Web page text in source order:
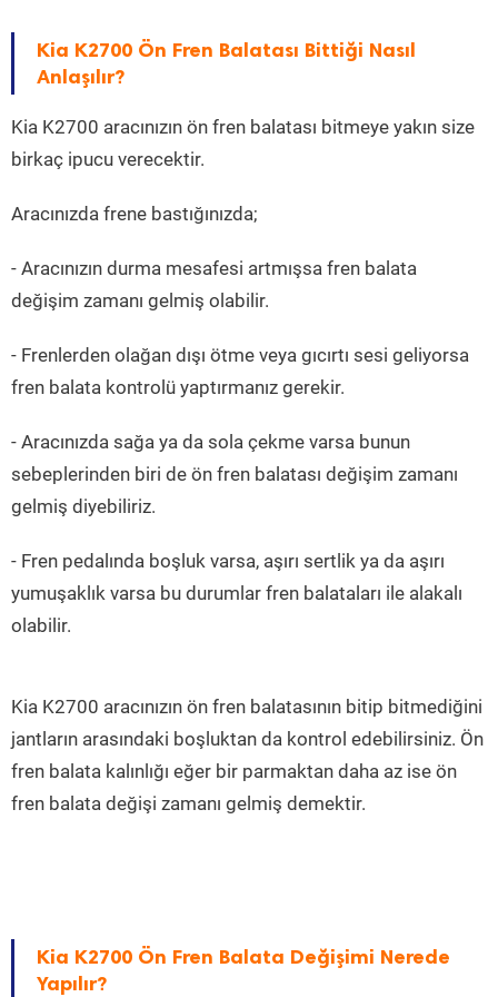
Kia K2700 Ön Fren Balatası Bittiği Nasıl
Anlaşılır?
Kia K2700 aracınızın ön fren balatası bitmeye yakın size
birkaç ipucu verecektir.
Aracınızda frene bastığınızda;
- Aracınızın durma mesafesi artmışsa fren balata
değişim zamanı gelmiş olabilir.
- Frenlerden olağan dışı ötme veya gıcırtı sesi geliyorsa
fren balata kontrolü yaptırmanız gerekir.
- Aracınızda sağa ya da sola çekme varsa bunun
sebeplerinden biri de ön fren balatası değişim zamanı
gelmiş diyebiliriz.
- Fren pedalında boşluk varsa, aşırı sertlik ya da aşırı
yumuşaklık varsa bu durumlar fren balataları ile alakalı
olabilir.
Kia K2700 aracınızın ön fren balatasının bitip bitmediğini
jantların arasındaki boşluktan da kontrol edebilirsiniz. Ön
fren balata kalınlığı eğer bir parmaktan daha az ise ön
fren balata değişi zamanı gelmiş demektir.
Kia K2700 Ön Fren Balata Değişimi Nerede
Yapılır?